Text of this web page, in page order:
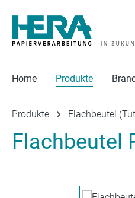
Hauptinhalt springen
Zur Suche springen
Zur Hauptnavigation springen
Home Produkte
Produkte Flachbeutel
Flachbeutel
Bildergalerie überspringen